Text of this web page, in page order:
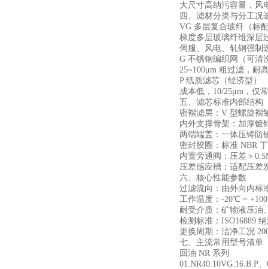
大尺寸高纳污容量，风
四、滤材分类与分工况
VG 多层复合玻纤（标
梯度多层玻璃纤维深层
伺服、风电、轧钢强制
G 不锈钢编织网（可清
25~100μm 粗过滤，耐
P 纸质滤芯（经济型）
成本低，10/25μm，仅
五、滤芯标准内部结构
密褶滤层：V 型螺旋褶
内外支撑骨架：加厚镀
两端端盖：一体压铸防
密封胶圈：标准 NBR
内置旁通阀：压差＞
压差感应槽：适配压差
六、核心性能参数
过滤流向：由外向内标
工作温度：-20℃ ~
耐受介质：矿物液压油
检测标准：ISO16889
更换周期：洁净工况
七、主流常用型号清单
回油 NR 系列
01.NR40.10VG.16.B.P